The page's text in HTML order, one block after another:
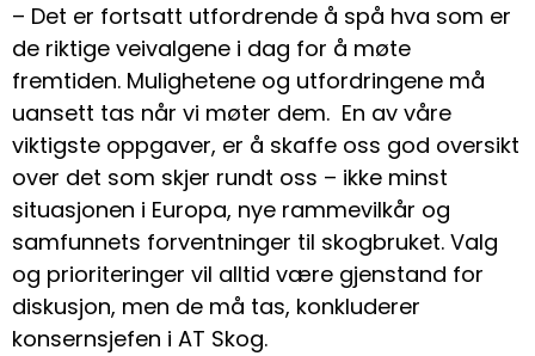
– Det er fortsatt utfordrende å spå hva som er
de riktige veivalgene i dag for å møte
fremtiden. Mulighetene og utfordringene må
uansett tas når vi møter dem. En av våre
viktigste oppgaver, er å skaffe oss god oversikt
over det som skjer rundt oss – ikke minst
situasjonen i Europa, nye rammevilkår og
samfunnets forventninger til skogbruket. Valg
og prioriteringer vil alltid være gjenstand for
diskusjon, men de må tas, konkluderer
konsernsjefen i AT Skog.